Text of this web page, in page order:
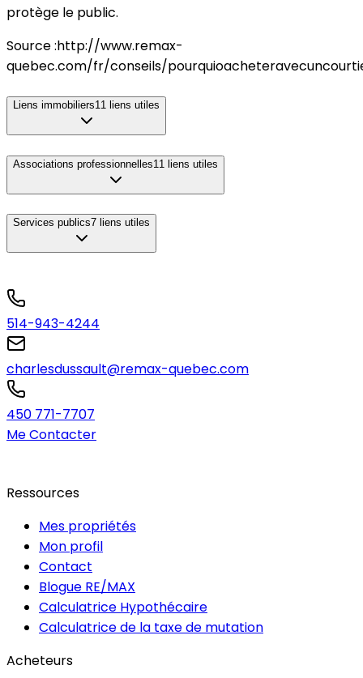
protège le public.
Source :http://www.remax-
quebec.com/fr/conseils/
Liens immobiliers11 liens utiles
Associations professionnelles11 liens utiles
Services publics7 liens utiles
514-943-4244
charlesdussault@remax-quebec.com
450 771-7707
Me Contacter
Ressources
Mes propriétés
Mon profil
Contact
Blogue RE/MAX
Calculatrice Hypothécaire
Calculatrice de la taxe de mutation
Acheteurs